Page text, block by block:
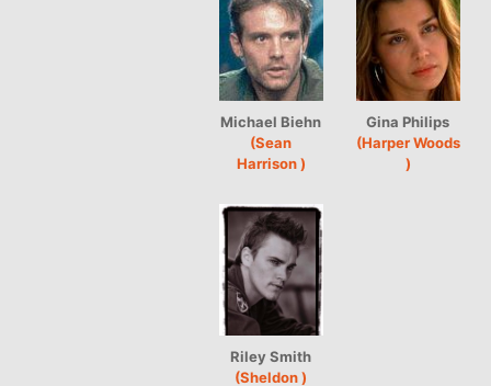
Michael Biehn
(Sean
Harrison )
Gina Philips
(Harper Woods
)
Riley Smith
(Sheldon )